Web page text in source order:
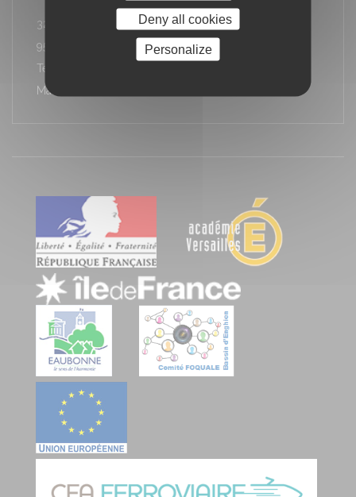
32 rue Stéphane Proust
95600 Eaubonne
Téléphone : 01 34 06 10 30
Mail : ce.0951974e@ac-versailles.fr
Deny all cookies
Personalize